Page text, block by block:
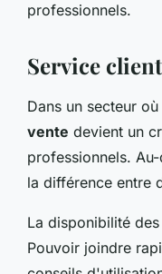
professionnels.
Service
Dans un secteur
vente devient un
professionnels.
la différence entre
La disponibilité
Pouvoir joindre